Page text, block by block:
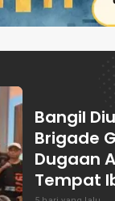
Bangil
Brigade
Dugaan
Tempat